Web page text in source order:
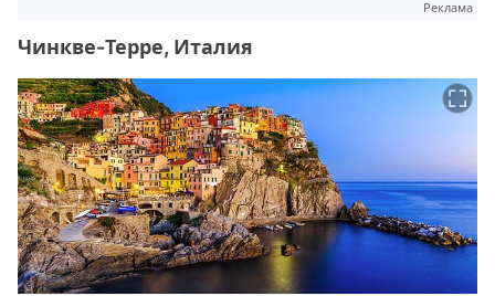
Реклама
Чинкве-Терре, Италия